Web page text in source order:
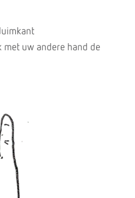
met uw andere hand de